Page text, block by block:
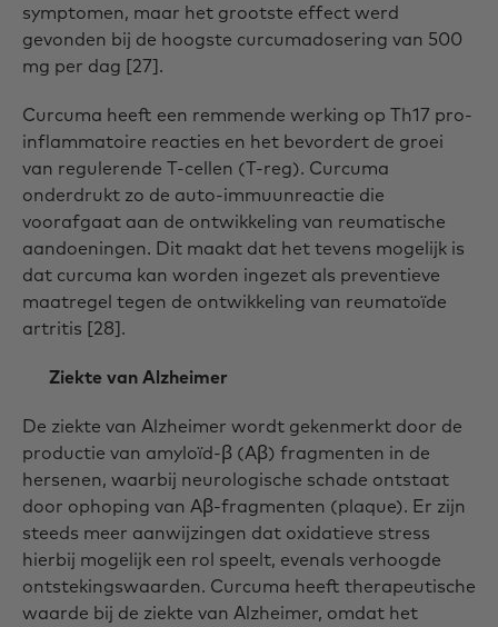
symptomen, maar het grootste effect werd
gevonden bij de hoogste curcumadosering van 500
mg per dag [27].
Curcuma heeft een remmende werking op Th17 pro-
inflammatoire reacties en het bevordert de groei
van regulerende T-cellen (T-reg). Curcuma
onderdrukt zo de auto-immuunreactie die
voorafgaat aan de ontwikkeling van reumatische
aandoeningen. Dit maakt dat het tevens mogelijk is
dat curcuma kan worden ingezet als preventieve
maatregel tegen de ontwikkeling van reumatoïde
artritis [28].
Ziekte van Alzheimer
De ziekte van Alzheimer wordt gekenmerkt door de
productie van amyloïd-β (Aβ) fragmenten in de
hersenen, waarbij neurologische schade ontstaat
door ophoping van Aβ-fragmenten (plaque). Er zijn
steeds meer aanwijzingen dat oxidatieve stress
hierbij mogelijk een rol speelt, evenals verhoogde
ontstekingswaarden. Curcuma heeft therapeutische
waarde bij de ziekte van Alzheimer, omdat het